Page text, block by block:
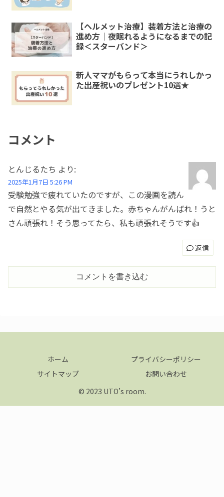
【ヘルメット治療】装着方法と治療の
進め方｜夜眠れるようになるまでの記
録＜スターバンド＞
新人ママがもらって本当にうれしかっ
た出産祝いのプレゼント10選★
コメント
とんじるたち より:
2025年1月7日 5:26 PM
受験勉強で疲れていたのですが、この漫画を読ん
で自然とやる気が出てきました。赤ちゃんがんばれ！うと
さん頑張れ！そう思ってたら、私も頑張れそうです👍
返信
コメントを書き込む
ホーム
プライバシーポリシー
サイトマップ
お問い合わせ
© 2023 UTO’s room.